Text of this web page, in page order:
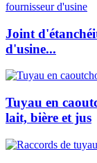
Joint
d'usine...
Tuyau en
lait, bière et jus